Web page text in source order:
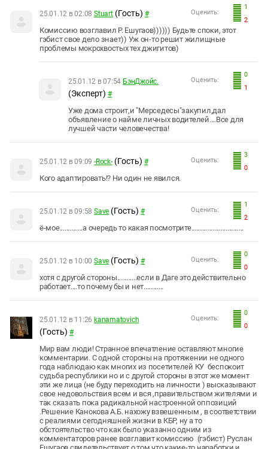
1
2
Оценить:
25.01.12 в 02:08 Stuart (Гость) #
Комиссию возглавил Р. Ешугаов)))))) Будьте споки, этот
гэбист свое дело знает)) Уж он-то решит жилищные
проблемы мокрохвостых тех джигитов)
0
1
Оценить:
25.01.12 в 07:54 БэнДжойс.
(Эксперт) #
Уже дома строит,и "Мерседесы"закупил,дал
объявление о найме личных водителей....Все для
лучшей части человечества!
3
0
Оценить:
25.01.12 в 09:09 -Rосk- (Гость) #
Кого адаптировать!? Ни один не явился.
1
2
Оценить:
25.01.12 в 09:58 Save (Гость) #
ё-мое..............а очередь то какая посмотрите................................
0
0
Оценить:
25.01.12 в 10:00 Save (Гость) #
хотя с другой стороны............если в Даге это действительно
работает....то почему бы и нет............
0
0
Оценить:
25.01.12 в 11:26 kanamatovich
(Гость) #
Мир вам люди! Странное впечатление оставляют многие
комментарии. С одной стороны на протяжении не одного
года наблюдаю как многих из посетителей КУ беспокоит
судьба республики но и с другой стороны в этот же момент
эти же лица (не буду переходить на личности ) высказывают
свое недовольствия всем и вся ,правительством жителями и
так сказать пока радикальной настроенной оппозиций
.Решение Канокова А.Б. нахожу взвешенным , в соответствии
с реалиями сегодняшней жизни в КБР, ну а то
обстоятельство что как было указанно одним из
комментаторов ранее возглавит комиссию (гэбист) Руслан